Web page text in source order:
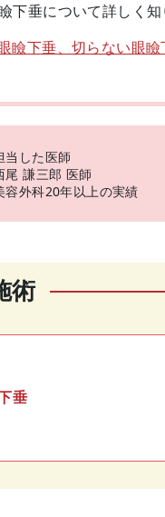
下垂について詳しく
瞼下垂、切らない眼
当した医師
尾 謙三郎 医師
容外科20年以上の実績
術
垂